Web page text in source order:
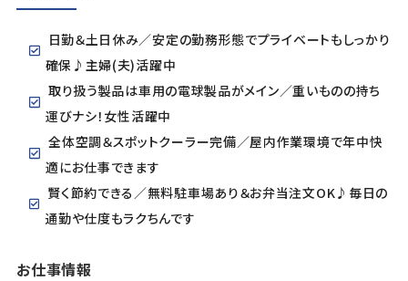
日勤＆土日休み／安定の勤務形態でプライベートもしっかり
確保♪主婦(夫)活躍中
取り扱う製品は車用の電球製品がメイン／重いものの持ち
運びナシ！女性活躍中
全体空調＆スポットクーラー完備／屋内作業環境で年中快
適にお仕事できます
賢く節約できる／無料駐車場あり＆お弁当注文OK♪毎日の
通勤や仕度もラクちんです
お仕事情報